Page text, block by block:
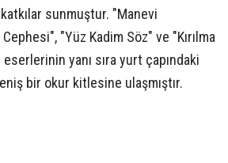
sunmuştur. "Manevi
"Yüz Kadim Söz" ve "Kırılma
yanı sıra yurt çapındaki
bir okur kitlesine ulaşmıştır.